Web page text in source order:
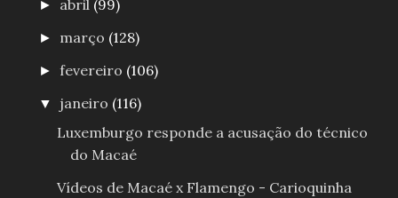
► abril (99)
► março (128)
►fevereiro (106)
▼ janeiro (116)
Luxemburgo responde a acusação do técnico
do Macaé
Vídeos de Macaé x Flamengo - Carioquinha